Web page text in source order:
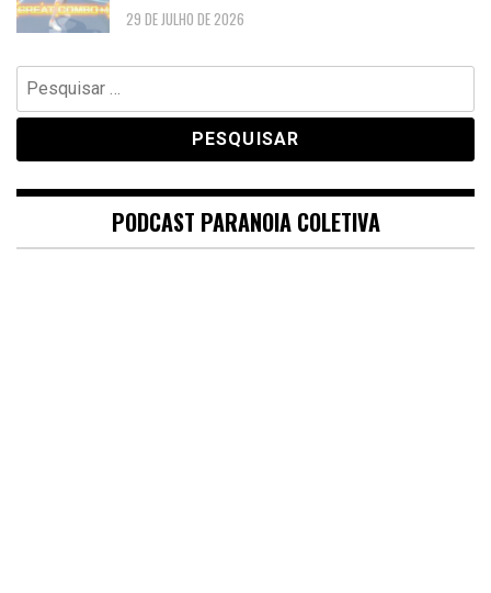
29 DE JULHO DE 2026
Pesquisar
por:
PODCAST PARANOIA COLETIVA